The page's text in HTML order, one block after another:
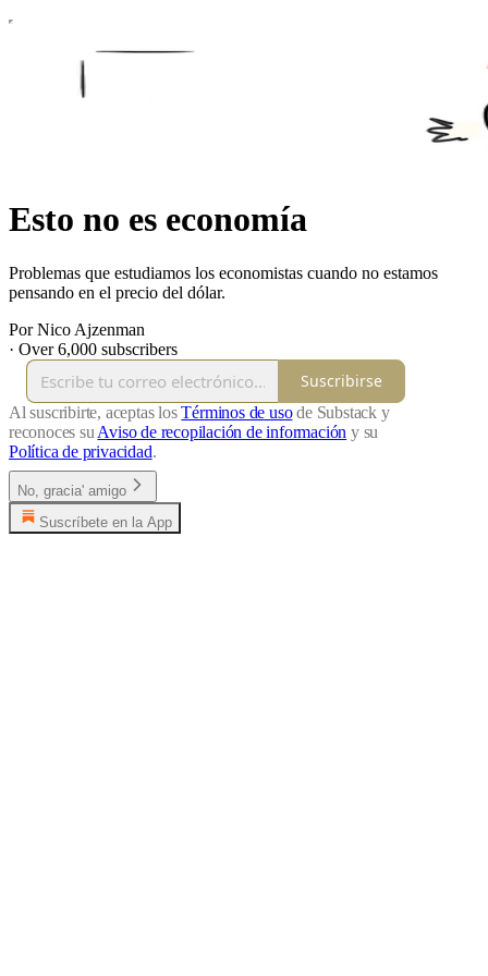
Esto no es economía
Problemas que estudiamos los economistas cuando no estamos
pensando en el precio del dólar.
Por Nico Ajzenman
· Over 6,000 subscribers
Suscribirse
Al suscribirte, aceptas losTérminos de usode Substack y
reconoces su Aviso de recopilación de información y su
Política de privacidad.
No, gracia' amigo
Suscríbete en la App